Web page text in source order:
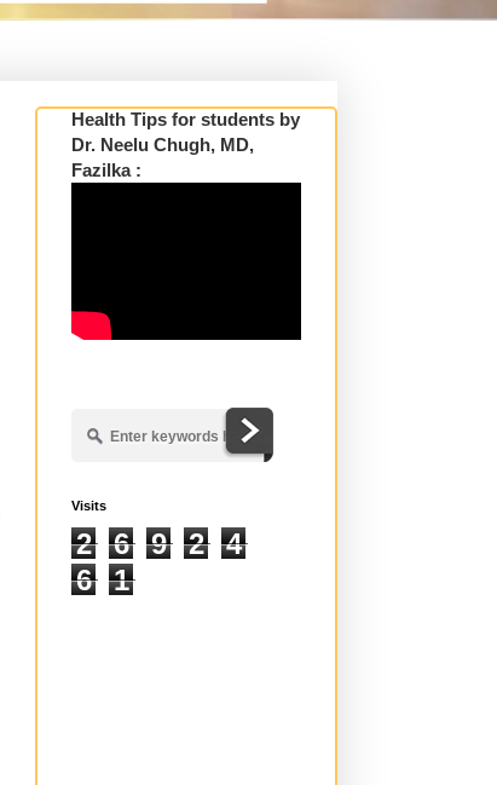
Health Tips for students by
Dr. Neelu Chugh, MD,
Fazilka :
Visits
2 6 9 2
4
6
1